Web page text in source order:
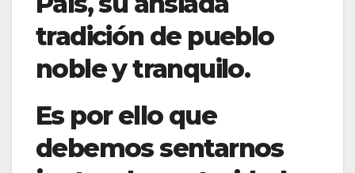
tradición de pueblo
noble y tranquilo.
Es por ello que
debemos sentarnos